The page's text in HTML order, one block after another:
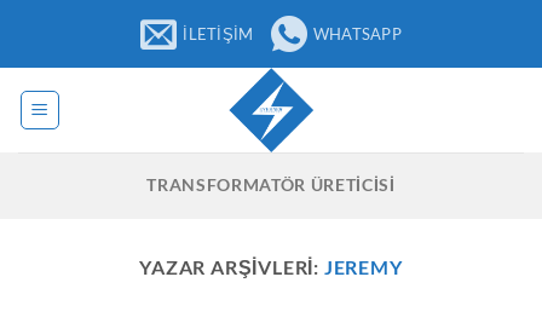
İLETIŞIM WHATSAPP
TRANSFORMATÖR ÜRETICISI
YAZAR ARŞIVLERI: JEREMY